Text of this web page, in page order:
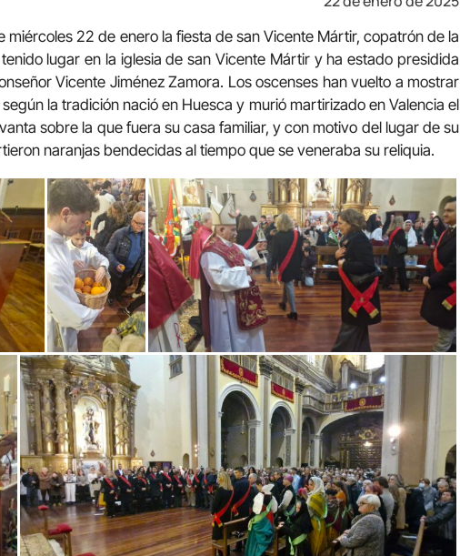
miércoles 22 de enero la fiesta de san Vicente Mártir, copatrón de la
lugar en la iglesia de san Vicente Mártir y ha estado presidida
Vicente Jiménez Zamora. Los oscenses han vuelto a mostrar
la tradición nació en Huesca y murió martirizado en Valencia el
sobre la que fuera su casa familiar, y con motivo del lugar de su
naranjas bendecidas al tiempo que se veneraba su reliquia.